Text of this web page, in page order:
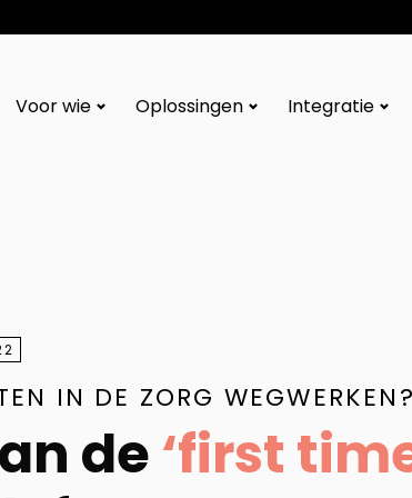
Voor wie Oplossingen Integratie
IN DE ZORG WEGWERKEN?
de‘first